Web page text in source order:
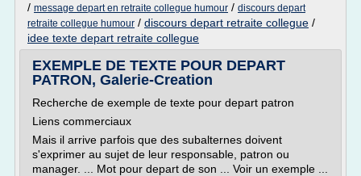
/ message depart en retraite collegue humour / discours depart
retraite collegue humour / discours depart retraite collegue /
idee texte depart retraite collegue
EXEMPLE DE TEXTE POUR DEPART
PATRON, Galerie-Creation
Recherche de exemple de texte pour depart patron
Liens commerciaux
Mais il arrive parfois que des subalternes doivent
s'exprimer au sujet de leur responsable, patron ou
manager. ... Mot pour depart de son ... Voir un exemple ...